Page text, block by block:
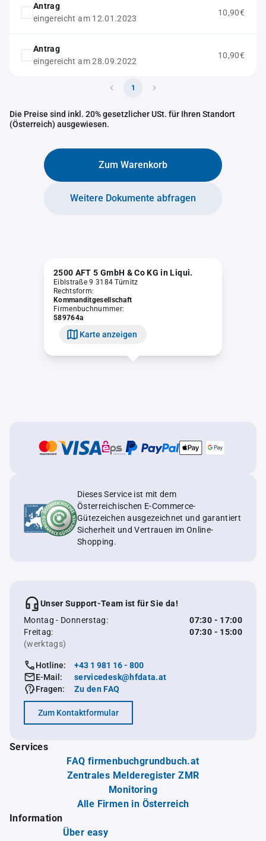
Antrag
eingereicht am 12.01.2023
10,90€
Antrag
eingereicht am 28.09.2022
10,90€
1
Die Preise sind inkl. 20% gesetzlicher USt. für Ihren Standort
(Österreich) ausgewiesen.
Zum Warenkorb
Weitere Dokumente abfragen
2500 AFT 5 GmbH & Co KG in Liqui.
Eiblstraße 9 3184 Türnitz
Rechtsform:
Kommanditgesellschaft
Firmenbuchnummer:
589764a
Karte anzeigen
Dieses Service ist mit dem
Österreichischen E-Commerce-
Gütezeichen ausgezeichnet und garantiert
Sicherheit und Vertrauen im Online-
Shopping.
Unser Support-Team ist für Sie da!
Montag - Donnerstag:
07:30 - 17:00
Freitag:
07:30 - 15:00
(werktags)
Hotline:
+43 1 981 16 - 800
E-Mail:
servicedesk@hfdata.at
Fragen:
Zu den FAQ
Zum Kontaktformular
Services
FAQ firmenbuchgrundbuch.at
Zentrales Melderegister ZMR
Monitoring
Alle Firmen in Österreich
Information
Über easy